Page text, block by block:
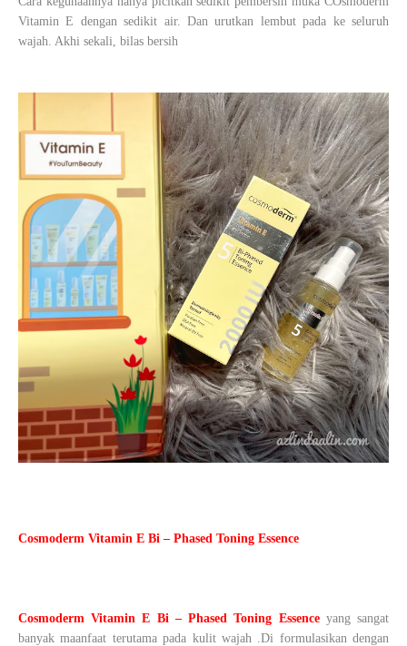
Vitamin E dengan sedikit air. Dan urutkan lembut pada ke seluruh
wajah. Akhi sekali, bilas bersih
Cosmoderm Vitamin E Bi – Phased Toning Essence
Cosmoderm Vitamin E Bi – Phased Toning Essenceyang sangat
banyak maanfaat terutama pada kulit wajah .Di formulasikan dengan